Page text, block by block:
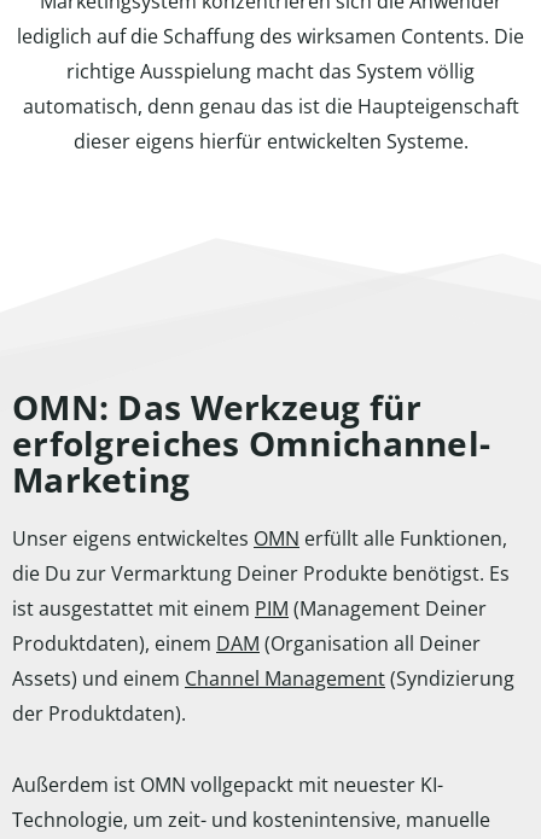
lediglich auf die Schaffung des wirksamen Contents. Die
richtige Ausspielung macht das System völlig
automatisch, denn genau das ist die Haupteigenschaft
dieser eigens hierfür entwickelten Systeme.
OMN: Das Werkzeug für
erfolgreiches Omnichannel-
Marketing
Unser eigens entwickeltes OMN erfüllt alle Funktionen,
die Du zur Vermarktung Deiner Produkte benötigst. Es
ist ausgestattet mit einem PIM (Management Deiner
Produktdaten), einem DAM (Organisation all Deiner
Assets) und einem Channel Management(Syndizierung
der Produktdaten).
Außerdem ist OMN vollgepackt mit neuester KI-
Technologie, um zeit- und kostenintensive, manuelle